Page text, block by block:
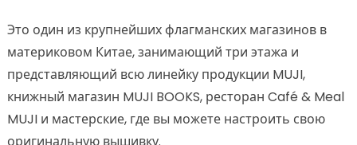
Это один из крупнейших флагманских магазинов в
материковом Китае, занимающий три этажа и
представляющий всю линейку продукции MUJI,
книжный магазин MUJI BOOKS, ресторан Café & Meal
MUJI и мастерские, где вы можете настроить свою
оригинальную вышивку.